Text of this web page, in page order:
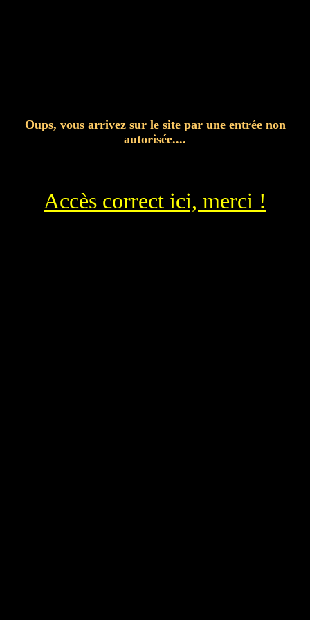
Oups, vous arrivez sur le site par une entrée non
autorisée....
Accès correct ici, merci !